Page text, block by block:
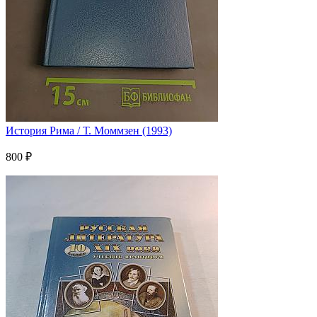
История Рима / Т. Моммзен (1993)
800 ₽